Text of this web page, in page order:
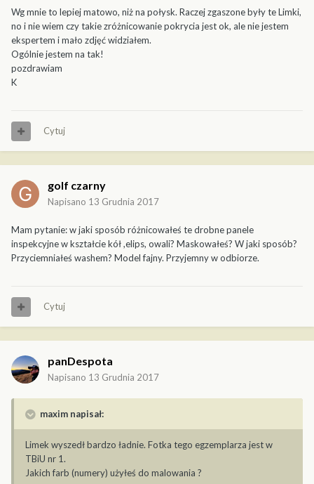
Wg mnie to lepiej matowo, niż na połysk. Raczej zgaszone były te Limki,
no i nie wiem czy takie zróżnicowanie pokrycia jest ok, ale nie jestem
ekspertem i mało zdjęć widziałem.
Ogólnie jestem na tak!
pozdrawiam
K
Cytuj
golf czarny
Napisano 13 Grudnia 2017
Mam pytanie: w jaki sposób różnicowałeś te drobne panele
inspekcyjne w kształcie kół ,elips, owali? Maskowałeś? W jaki sposób?
Przyciemniałeś washem? Model fajny. Przyjemny w odbiorze.
Cytuj
panDespota
Napisano 13 Grudnia 2017
maxim napisał:
Limek wyszedł bardzo ładnie. Fotka tego egzemplarza jest w
TBiU nr 1.
Jakich farb (numery) użyłeś do malowania ?